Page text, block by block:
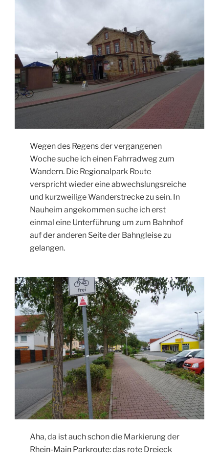
Wegen des Regens der vergangenen
Woche suche ich einen Fahrradweg zum
Wandern. Die Regionalpark Route
verspricht wieder eine abwechslungsreiche
und kurzweilige Wanderstrecke zu sein. In
Nauheim angekommen suche ich erst
einmal eine Unterführung um zum Bahnhof
auf der anderen Seite der Bahngleise zu
gelangen.
Aha, da ist auch schon die Markierung der
Rhein-Main Parkroute: das rote Dreieck